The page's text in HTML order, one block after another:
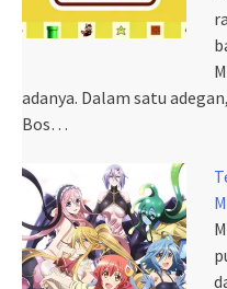
adanya. Dalam satu
Bos…